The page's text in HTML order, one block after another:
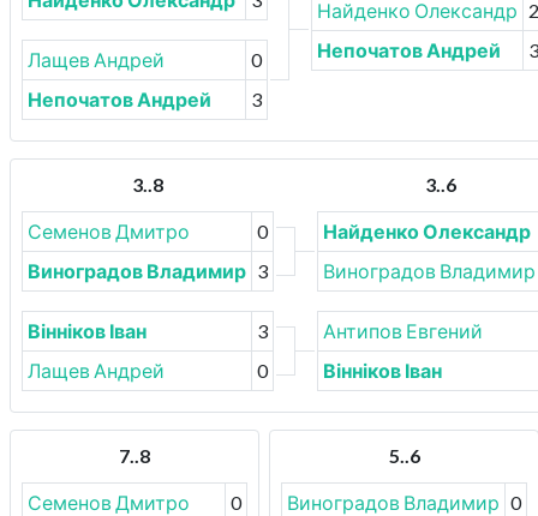
Лащев Андрей
0
Непочатов Андрей
3
Найденко Олександр 2
Непочатов Андрей
3
3..8 3..6
Семенов Дмитро
0
Виноградов Владимир 3
Вінніков Іван
3
Лащев Андрей
0
Найденко Олександр
Виноградов Владимир
Антипов Евгений
Вінніков Іван
7..8
Семенов Дмитро
0
5..6
Виноградов Владимир 0